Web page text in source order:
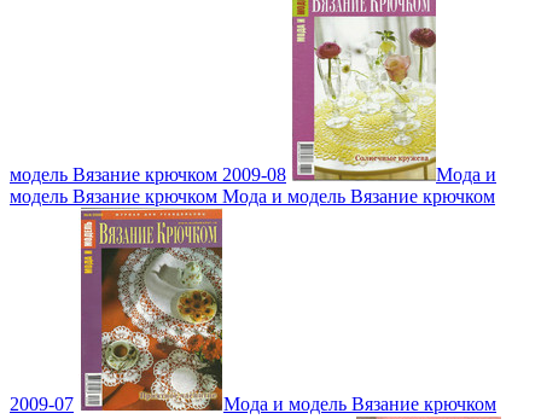
модель Вязание крючком 2009-08
Мода и
модель Вязание крючком Мода и модель Вязание крючком
2009-07 Мода и модель Вязание крючком